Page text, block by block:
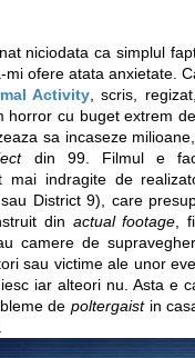
niciodata ca simplul
mi ofere atata anxietate.
Activity , scris,
horror cu buget extrem
sa incaseze
din 99. Filmul e
mai indragite de
District 9), care
din actual footage ,
camere de
sau victime ale unor
iar alteori nu. Asta e
de poltergaistin